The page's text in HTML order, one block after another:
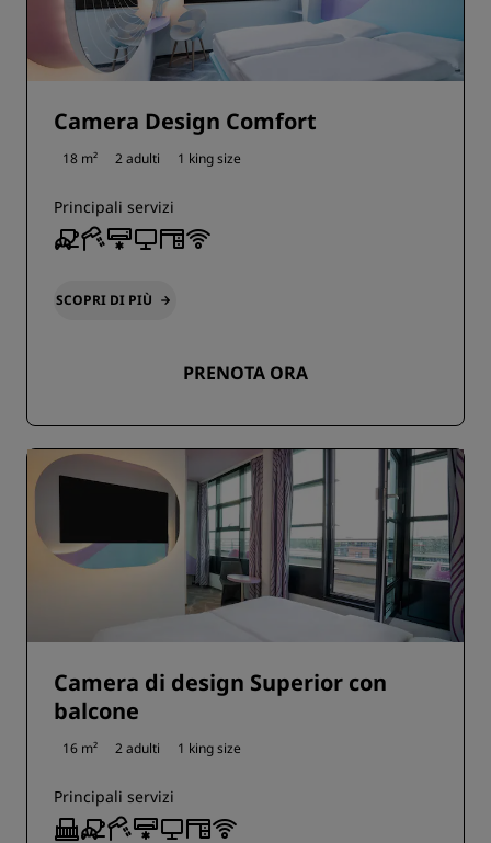
Camera Design Comfort
18 m² 2 adulti 1 king size
Principali servizi
SCOPRI DI PIÙ
PRENOTA ORA
Camera di design Superior con
balcone
16 m² 2 adulti 1 king size
Principali servizi